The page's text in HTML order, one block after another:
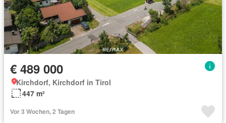
€ 489 000
Kirchdorf, Kirchdorf in Tirol
447 m²
Vor 3 Wochen, 2 Tagen